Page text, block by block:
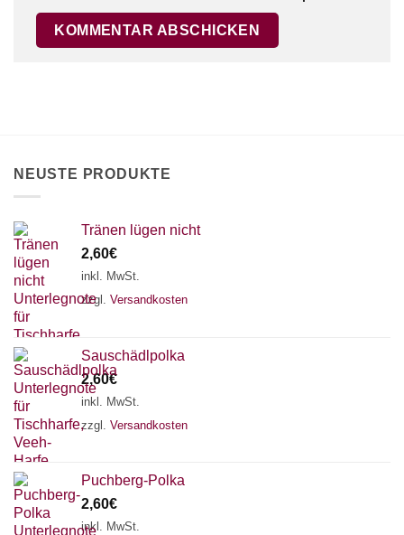
NEUSTE PRODUKTE
Tränen lügen nicht
2,60€
inkl. MwSt.
zzgl. Versandkosten
Sauschädlpolka
2,60€
inkl. MwSt.
zzgl. Versandkosten
Puchberg-Polka
2,60€
inkl. MwSt.